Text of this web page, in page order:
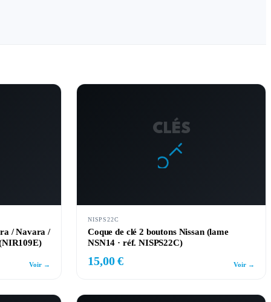
/ Navara /
Voir →
CLÉS
NISPS22C
Coque de clé 2 boutons Nissan (lame
NSN14 · réf. NISPS22C)
15,00 € Voir →